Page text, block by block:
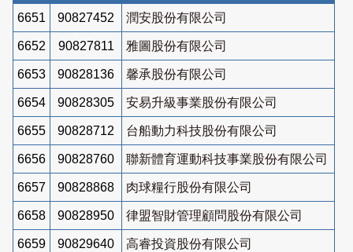
6651 90827452 潤安股份有限公司
6652 90827811 雅圖股份有限公司
6653 90828136 馨承股份有限公司
6654 90828305 安易升級事業股份有限公司
6655 90828712 台船動力科技股份有限公司
6656 90828760 聯新體育運動科技事業股份有限公司
6657 90828868 肉球糧行股份有限公司
6658 90828950 律盟智財管理顧問股份有限公司
6659 90829640 高睿投資股份有限公司